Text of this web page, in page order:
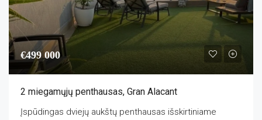
€499 000
2 miegamųjų penthausas, Gran Alacant
Įspūdingas dviejų aukštų penthausas išskirtiniame